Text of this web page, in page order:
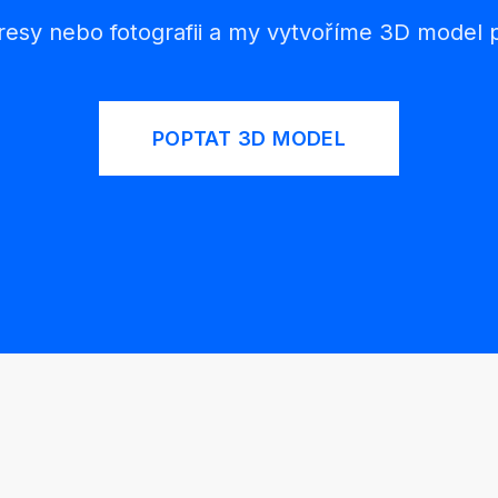
nebo fotografii a my vytvoříme 3D model
POPTAT 3D MODEL